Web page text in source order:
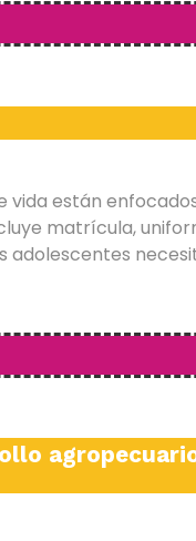
vida están
matrícula,
adolescentes